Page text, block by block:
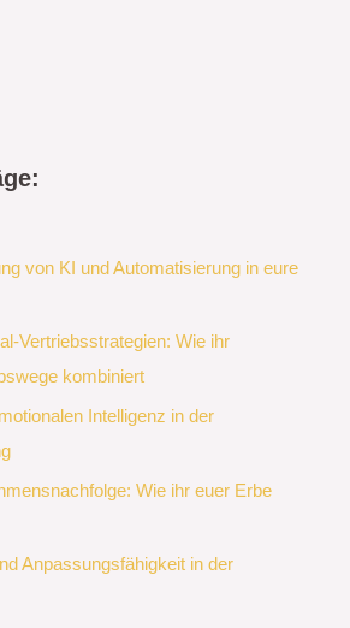
von KI und Automatisierung in eure
Vertriebsstrategien: Wie ihr
kombiniert
Intelligenz in der
Wie ihr euer Erbe
Anpassungsfähigkeit in der